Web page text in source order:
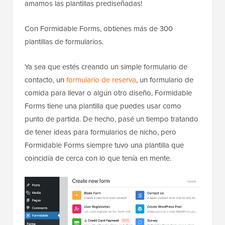
amamos las plantillas prediseñadas!
Con Formidable Forms, obtienes más de 300
plantillas de formularios.
Ya sea que estés creando un simple formulario de
contacto, un formulario de reserva, un formulario de
comida para llevar o algún otro diseño, Formidable
Forms tiene una plantilla que puedes usar como
punto de partida. De hecho, pasé un tiempo tratando
de tener ideas para formularios de nicho, pero
Formidable Forms siempre tuvo una plantilla que
coincidía de cerca con lo que tenía en mente.